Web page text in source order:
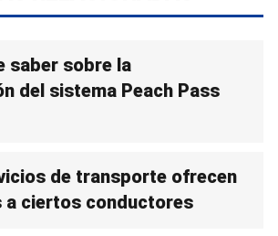
saber sobre la
del sistema Peach Pass
de transporte ofrecen
a ciertos conductores